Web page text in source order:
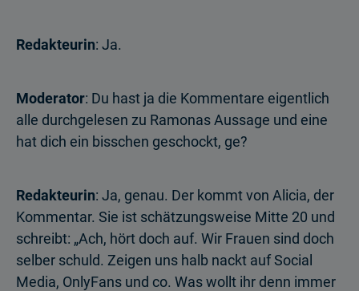
Redakteurin: Ja.
Moderator: Du hast ja die Kommentare eigentlich
alle durchgelesen zu Ramonas Aussage und eine
hat dich ein bisschen geschockt, ge?
Redakteurin: Ja, genau. Der kommt von Alicia, der
Kommentar. Sie ist schätzungsweise Mitte 20 und
schreibt: „Ach, hört doch auf. Wir Frauen sind doch
selber schuld. Zeigen uns halb nackt auf Social
Media, OnlyFans und co. Was wollt ihr denn immer